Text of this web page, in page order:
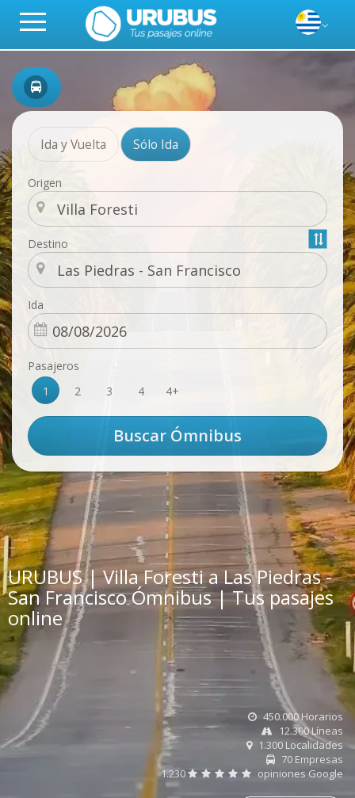
Ida y Vuelta Sólo Ida
Origen
Destino
Ida
Pasajeros
1
2 3 4 4+
URUBUS | Villa Foresti a Las Piedras -
San Francisco Ómnibus | Tus pasajes
online
450.000 Horarios
12.300 Líneas
1.300 Localidades
70 Empresas
1.230
opiniones Google